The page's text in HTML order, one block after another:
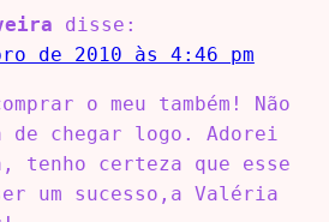
disse:
de 2010 às 4:46 pm
o meu também! Não
de chegar logo. Adorei
tenho certeza que esse
um sucesso,a Valéria